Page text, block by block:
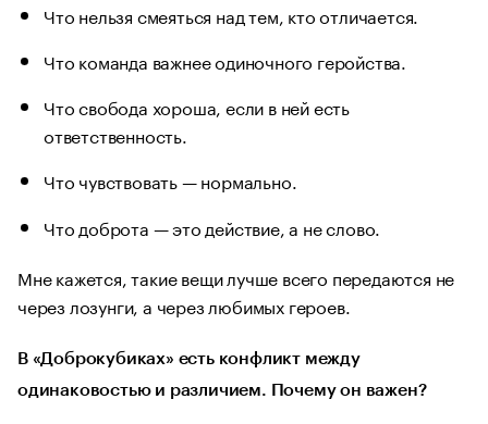
Что нельзя смеяться над тем, кто отличается.
Что команда важнее одиночного геройства.
Что свобода хороша, если в ней есть
ответственность.
Что чувствовать — нормально.
Что доброта — это действие, а не слово.
Мне кажется, такие вещи лучше всего передаются не
через лозунги, а через любимых героев.
В «Доброкубиках» есть конфликт между
одинаковостью и различием. Почему он важен?